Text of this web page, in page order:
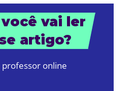
vai ler
artigo?
professor online